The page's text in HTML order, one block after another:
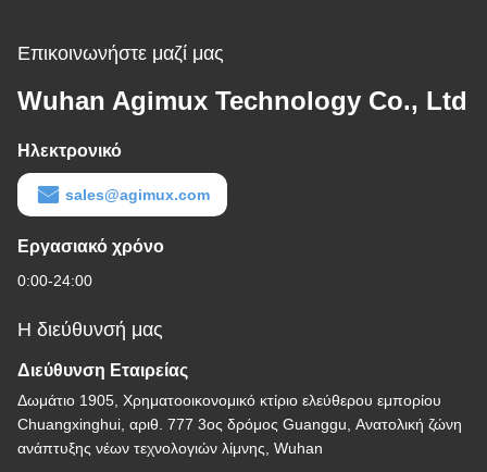
Επικοινωνήστε μαζί μας
Wuhan Agimux Technology Co., Ltd
Ηλεκτρονικό
sales@agimux.com
Εργασιακό χρόνο
0:00-24:00
Η διεύθυνσή μας
Διεύθυνση Εταιρείας
Δωμάτιο 1905, Χρηματοοικονομικό κτίριο ελεύθερου εμπορίου
Chuangxinghui, αριθ. 777 3ος δρόμος Guanggu, Ανατολική ζώνη
ανάπτυξης νέων τεχνολογιών λίμνης, Wuhan